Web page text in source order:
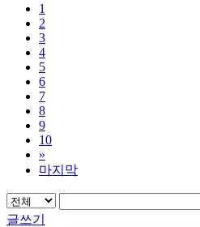
1
2
3
4
5
6
7
8
9
10
»
마지막
글쓰기